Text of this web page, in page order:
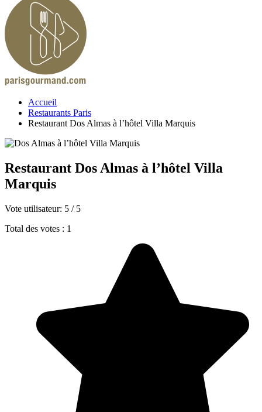
Accueil
Restaurants Paris
Restaurant Dos Almas à l’hôtel Villa Marquis
Restaurant Dos Almas à l’hôtel Villa
Marquis
Vote utilisateur: 5 / 5
Total des votes : 1